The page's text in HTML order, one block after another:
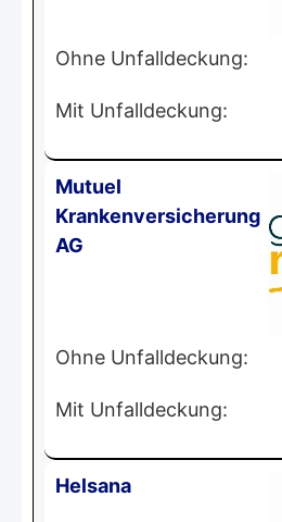
Ohne Unfalldeckung:
Mit Unfalldeckung:
Mutuel
Krankenversicherung
AG
Ohne Unfalldeckung:
Mit Unfalldeckung:
Helsana